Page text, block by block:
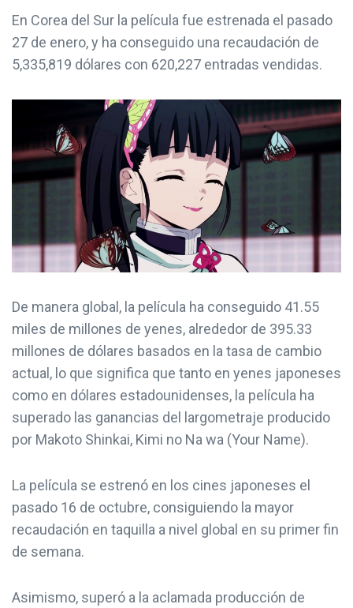
En Corea del Sur la película fue estrenada el pasado
27 de enero, y ha conseguido una recaudación de
5,335,819 dólares con 620,227 entradas vendidas.
De manera global, la película ha conseguido 41.55
miles de millones de yenes, alrededor de 395.33
millones de dólares basados en la tasa de cambio
actual, lo que significa que tanto en yenes japoneses
como en dólares estadounidenses, la película ha
superado las ganancias del largometraje producido
por Makoto Shinkai, Kimi no Na wa (Your Name).
La película se estrenó en los cines japoneses el
pasado 16 de octubre, consiguiendo la mayor
recaudación en taquilla a nivel global en su primer fin
de semana.
Asimismo, superó a la aclamada producción de